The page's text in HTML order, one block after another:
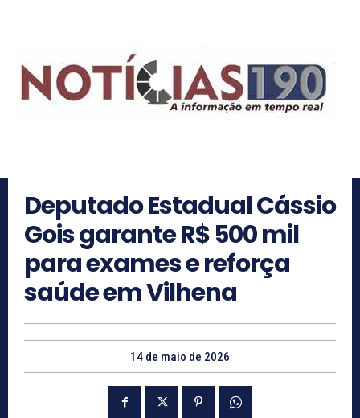
Deputado Estadual Cássio
Gois garante R$ 500 mil
para exames e reforça
saúde em Vilhena
14 de maio de 2026